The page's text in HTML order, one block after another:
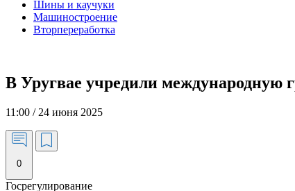
Шины и каучуки
Машиностроение
Вторпереработка
В Уругвае учредили международную
11:00 / 24 июня 2025
0